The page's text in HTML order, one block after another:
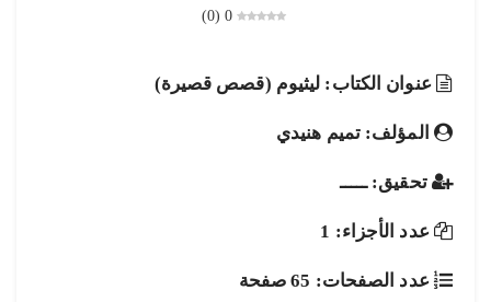
0
(
0
)
عنوان الكتاب: ليثيوم (قصص قصيرة)
المؤلف: تميم هنيدي
تحقيق: ـــــ
عدد الأجزاء: 1
عدد الصفحات: 65 صفحة